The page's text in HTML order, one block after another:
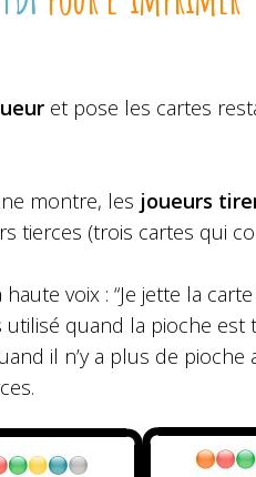
et pose les cartes
montre, les joueurs
tierces (trois cartes qui
voix : “Je jette la carte
utilisé quand la pioche est
il n’y a plus de pioche